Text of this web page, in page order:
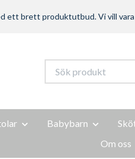
ett brett produktutbud. Vi vill
Babybarn
Om oss